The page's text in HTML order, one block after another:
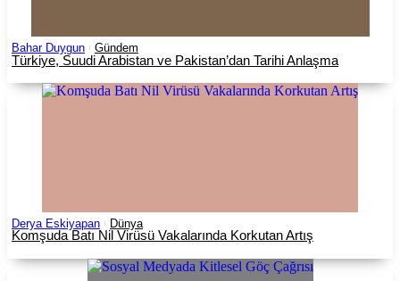
Bahar Duygun Gündem
Türkiye, Suudi Arabistan ve Pakistan’dan Tarihi Anlaşma
Derya Eskiyapan Dünya
Komşuda Batı Nil Virüsü Vakalarında Korkutan Artış